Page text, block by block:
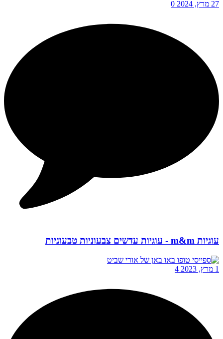
27 מרץ, 2024 0
עוגיות m&m - עוגיות עדשים צבעוניות טבעוניות
1 מרץ, 2023 4